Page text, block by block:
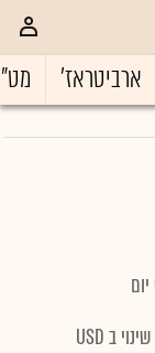
ארביטראז'
שינוי ב USD